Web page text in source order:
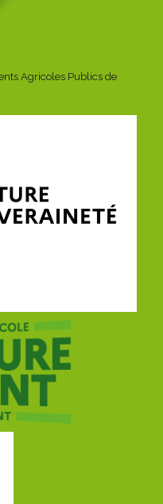
Agricoles Publics de